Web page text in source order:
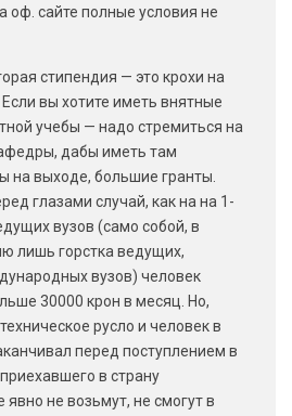
оф. сайте полные условия не
стипендия — это крохи на
вы хотите иметь внятные
учебы — надо стремиться на
дабы иметь там
на выходе, большие гранты.
глазами случай, как на на 1-
вузов (само собой, в
лишь горстка ведущих,
вузов) человек
30000 крон в месяц. Но,
русло и человек в
перед поступлением в
в страну
явно не возьмут, не смогут в